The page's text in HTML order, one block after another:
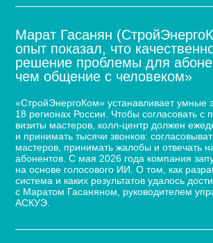
Марат Гасанян
опыт показал, что
решение проблемы для
чем общение с человеком»
«СтройЭнергоКом» устанавливает умные
18 регионах России. Чтобы согласовать с
визиты мастеров, колл-центр должен
и принимать тысячи звонков:
мастеров, принимать жалобы и отвечать
абонентов. С мая 2026 года компания
на основе голосового ИИ. О том, как
система и каких результатов удалось
с Маратом Гасаняном, руководителем
АСКУЭ.